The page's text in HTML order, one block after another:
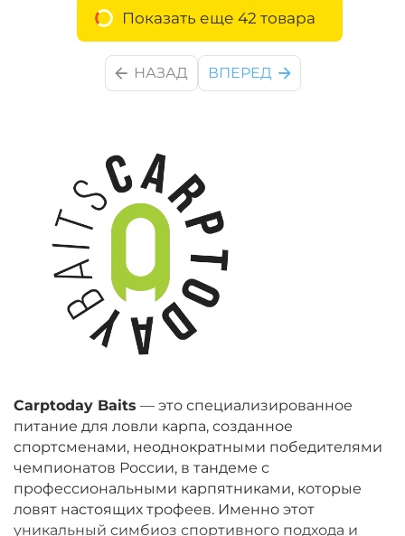
Carptoday Baits — это специализированное
питание для ловли карпа, созданное
спортсменами, неоднократными победителями
чемпионатов России, в тандеме с
профессиональными карпятниками, которые
ловят настоящих трофеев. Именно этот
уникальный симбиоз спортивного подхода и
Показать еще 42 товара
НАЗАД ВПЕРЕД